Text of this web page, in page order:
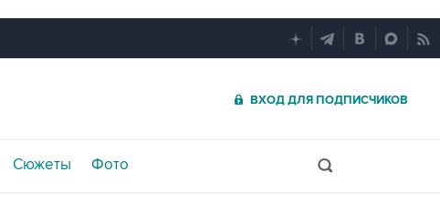
ВХОД ДЛЯ ПОДПИСЧИКОВ
Сюжеты Фото